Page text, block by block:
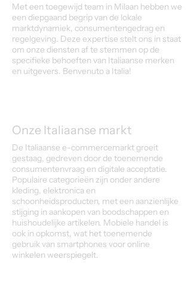
Met een toegewijd team in Milaan hebben we
een diepgaand begrip van de lokale
marktdynamiek, consumentengedrag en
regelgeving. Deze expertise stelt ons in staat
om onze diensten af te stemmen op de
specifieke behoeften van Italiaanse merken
en uitgevers. Benvenuto a Italia!
Onze Italiaanse markt
De Italiaanse e-commercemarkt groeit
gestaag, gedreven door de toenemende
consumentenvraag en digitale acceptatie.
Populaire categorieën zijn onder andere
kleding, elektronica en
schoonheidsproducten, met een aanzienlijke
stijging in aankopen van boodschappen en
huishoudelijke artikelen. Mobiele handel is
ook in opkomst, wat het toenemende
gebruik van smartphones voor online
winkelen weerspiegelt.